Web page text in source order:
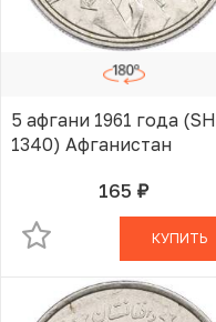
5 афгани 1961 года (SH
1340) Афганистан
165 руб.В КОРЗИНЕ
КУПИТЬ